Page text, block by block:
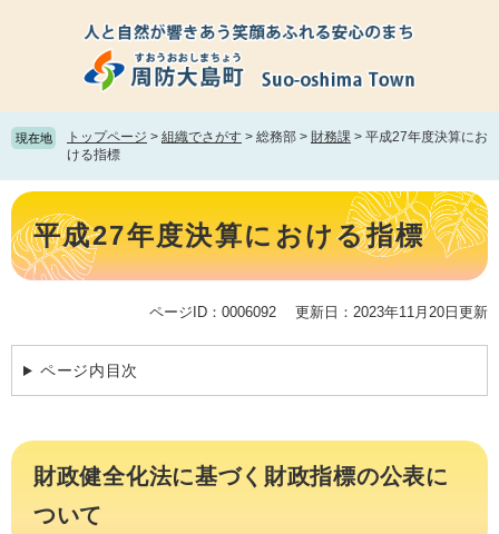
頭
で
飛
ば
て
文
へ
現在地 トップページ > 組織でさがす > 総務部 > 財務課 > 平成27年度決算にお
ける指標
本
文 平成27年度決算における指標
ページID：0006092 更新日：2023年11月20日更新
ページ内目次
財政健全化法に基づく財政指標の公表に
ついて